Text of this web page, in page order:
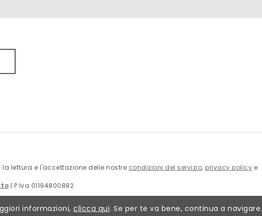
lettura e l'accettazione delle nostre condizioni del servizio, privacy policy e
| P.Iva 01194800882
informazioni, clicca qui. Se per te va bene, continua a navigare.